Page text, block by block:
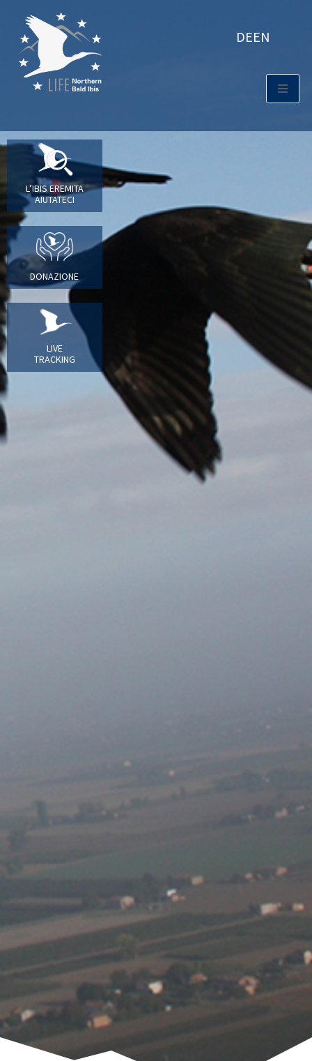
DEEN
L’IBIS EREMITA
AIUTATECI
DONAZIONE
LIVE
TRACKING